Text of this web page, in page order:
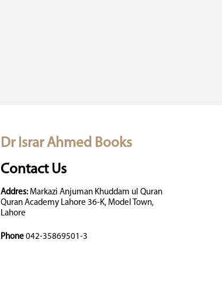
Dr Israr Ahmed Books
Contact Us
Addres:Markazi Anjuman Khuddam ul Quran
Quran Academy Lahore 36-K, Model Town,
Lahore
Phone 042-35869501-3